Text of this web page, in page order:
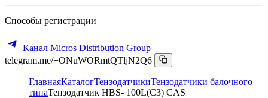
Способы регистрации
Канал Micros Distribution Group
telegram.me/+ONuWORmtQTljN2Q6
ГлавнаяКаталогТензодатчикиТензодатчики балочного
типаТензодатчик HBS- 100L(C3) CAS